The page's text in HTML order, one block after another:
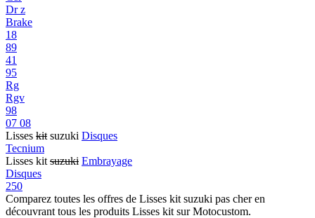
Dr z
Brake
18
89
41
95
Rg
Rgv
98
07 08
Lisses kit suzuki Disques
Tecnium
Lisses kit suzuki Embrayage
Disques
250
Comparez toutes les offres de Lisses kit suzuki pas cher en
découvrant tous les produits Lisses kit sur Motocustom.